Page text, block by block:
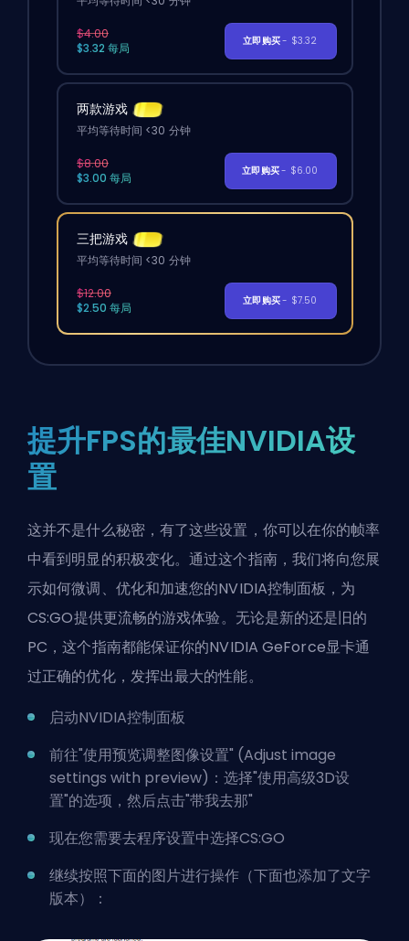
$4.00
$3.32 每局
立即购买- $3.32
两款游戏
平均等待时间 <30 分钟
$8.00
$3.00 每局
立即购买- $6.00
三把游戏
平均等待时间 <30 分钟
$12.00
$2.50 每局
立即购买- $7.50
提升FPS的最佳NVIDIA设
置
这并不是什么秘密，有了这些设置，你可以在你的帧率
中看到明显的积极变化。通过这个指南，我们将向您展
示如何微调、优化和加速您的NVIDIA控制面板，为
CS:GO提供更流畅的游戏体验。无论是新的还是旧的
PC，这个指南都能保证你的NVIDIA GeForce显卡通
过正确的优化，发挥出最大的性能。
启动NVIDIA控制面板
前往"使用预览调整图像设置" (Adjust image
settings with preview)：选择"使用高级3D设
置"的选项，然后点击"带我去那"
现在您需要去程序设置中选择CS:GO
继续按照下面的图片进行操作（下面也添加了文字
版本）：